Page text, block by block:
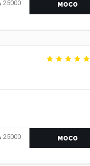
25000 MOCO
25000 MOCO